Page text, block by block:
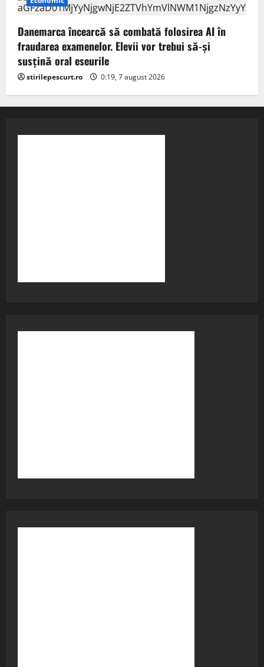
Danemarca încearcă să combată folosirea AI în
fraudarea examenelor. Elevii vor trebui să-şi
susţină oral eseurile
stirilepescurt.ro 0:19, 7 august 2026